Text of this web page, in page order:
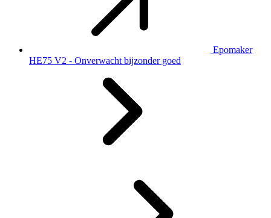
Epomaker
HE75 V2 - Onverwacht bijzonder goed